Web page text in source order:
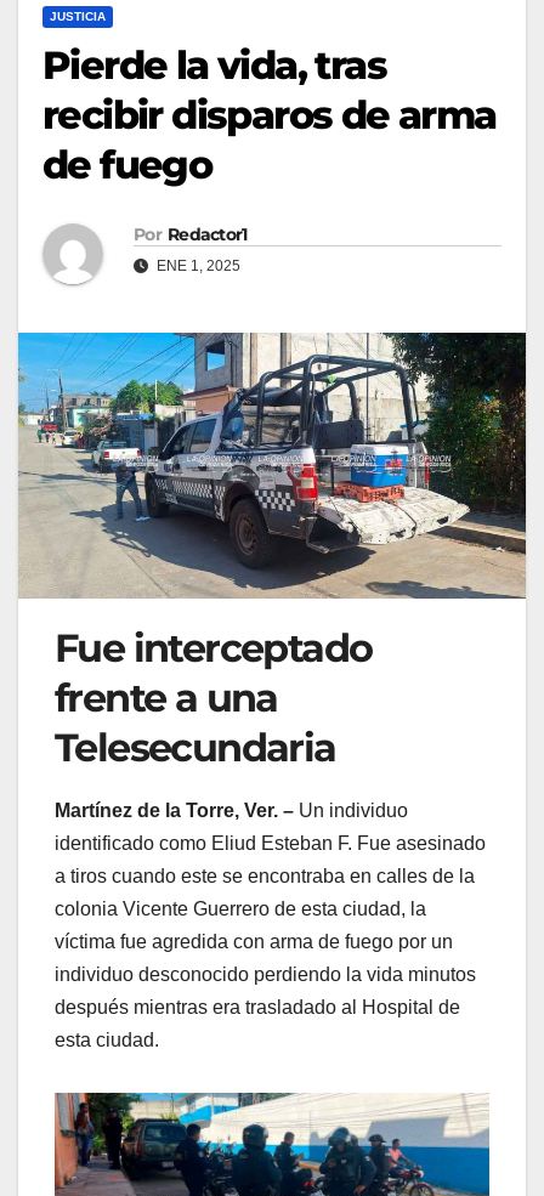
JUSTICIA
Pierde la vida, tras
recibir disparos de arma
de fuego
Por Redactor1
ENE 1, 2025
Fue interceptado
frente a una
Telesecundaria
Martínez de la Torre, Ver. – Un individuo
identificado como Eliud Esteban F. Fue asesinado
a tiros cuando este se encontraba en calles de la
colonia Vicente Guerrero de esta ciudad, la
víctima fue agredida con arma de fuego por un
individuo desconocido perdiendo la vida minutos
después mientras era trasladado al Hospital de
esta ciudad.